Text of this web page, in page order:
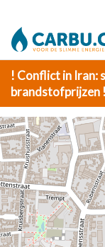
! Conflict in Iran:
brandstofprijzen !